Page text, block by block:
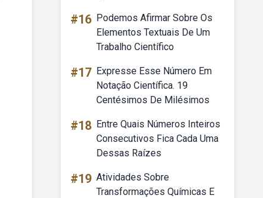
#16 Podemos Afirmar Sobre Os
Elementos Textuais De Um
Trabalho Científico
#17 Expresse Esse Número Em
Notação Científica. 19
Centésimos De Milésimos
#18 Entre Quais Números Inteiros
Consecutivos Fica Cada Uma
Dessas Raízes
#19 Atividades Sobre
Transformações Químicas E